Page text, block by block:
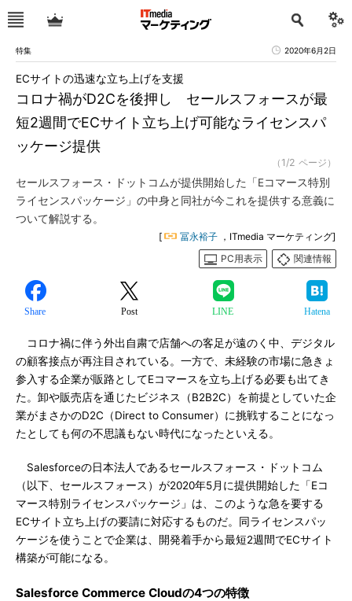
特集 2020年6月2日
コロナ禍がD2Cを後押し セールスフォースが最
短2週間でECサイト立ち上げ可能なライセンスパ
ッケージ提供
ECサイトの迅速な立ち上げを支援
（1/2 ページ）
セールスフォース・ドットコムが提供開始した「Eコマース特別
ライセンスパッケージ」の中身と同社が今これを提供する意義に
ついて解説する。
[ 冨永裕子 ，ITmedia マーケティング]
PC用表示
関連情報
Share Post LINE Hatena
コロナ禍に伴う外出自粛で店舗への客足が遠のく中、デジタル
の顧客接点が再注目されている。一方で、未経験の市場に急きょ
参入する企業が販路としてEコマースを立ち上げる必要も出てき
た。卸や販売店を通じたビジネス（B2B2C）を前提としていた企
業がまさかのD2C（Direct to Consumer）に挑戦することになっ
たとしても何の不思議もない時代になったといえる。
Salesforceの日本法人であるセールスフォース・ドットコム
（以下、セールスフォース）が2020年5月に提供開始した「Eコ
マース特別ライセンスパッケージ」は、このような急を要する
ECサイト立ち上げの要請に対応するものだ。同ライセンスパッ
ケージを使うことで企業は、開発着手から最短2週間でECサイト
構築が可能になる。
Salesforce Commerce Cloudの4つの特徴